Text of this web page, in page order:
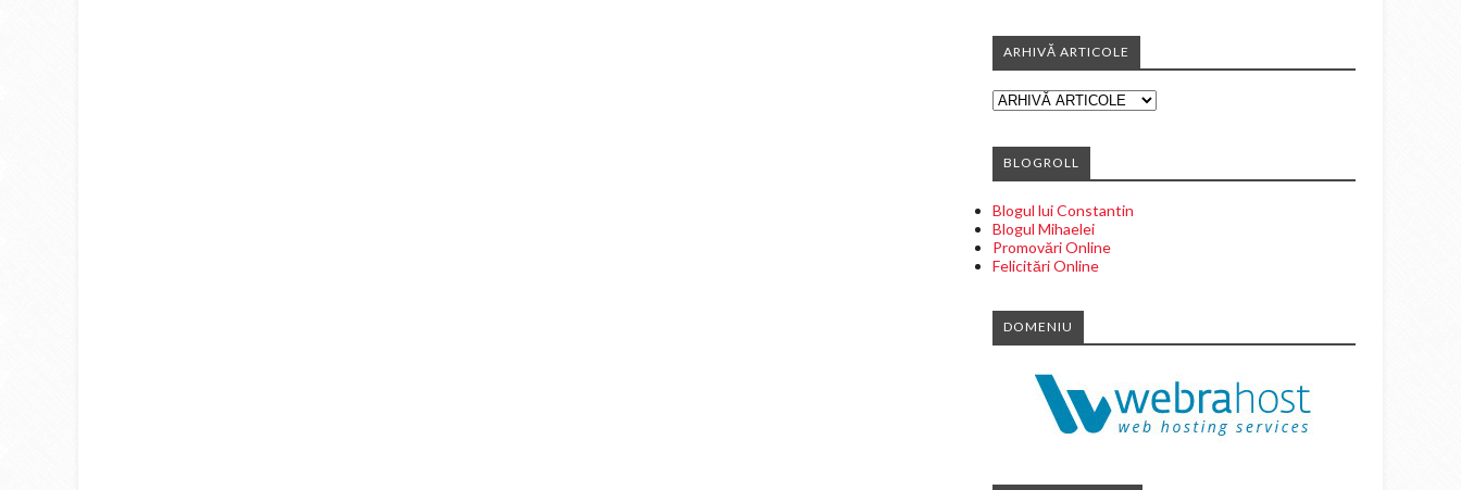
ARHIVĂ ARTICOLE
BLOGROLL
Blogul lui Constantin
Blogul Mihaelei
Promovări Online
Felicitări Online
DOMENIU